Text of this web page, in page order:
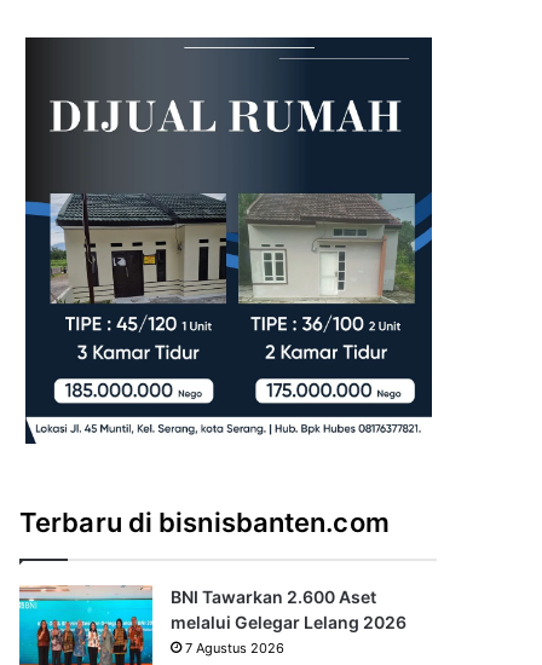
Terbaru di bisnisbanten.com
BNI Tawarkan 2.600 Aset
melalui Gelegar Lelang 2026
7 Agustus 2026